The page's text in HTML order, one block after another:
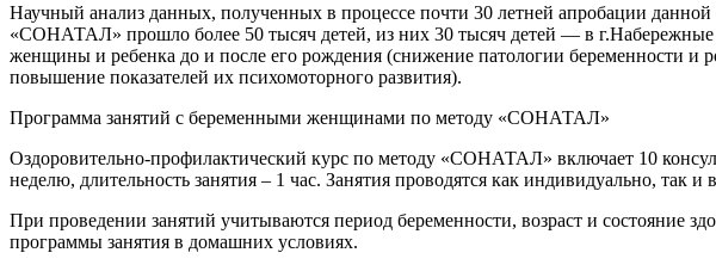
Научный анализ данных, полученных в процессе почти 30 летней апробации
«СОНАТАЛ» прошло более 50 тысяч детей, из них 30 тысяч детей — в г.Набережные
женщины и ребенка до и после его рождения (снижение патологии беременности и
повышение показателей их психомоторного развития).
Программа занятий с беременными женщинами по методу «СОНАТАЛ»
Оздоровительно-профилактический курс по методу «СОНАТАЛ» включает 10
неделю, длительность занятия – 1 час. Занятия проводятся как индивидуально, так
При проведении занятий учитываются период беременности, возраст и
программы занятия в домашних условиях.